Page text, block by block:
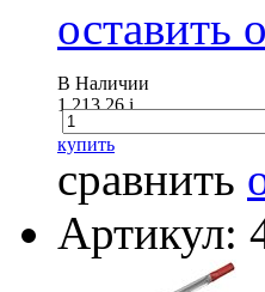
оставить
В Наличии
1 213.26i
купить
сравнить
Артикул: